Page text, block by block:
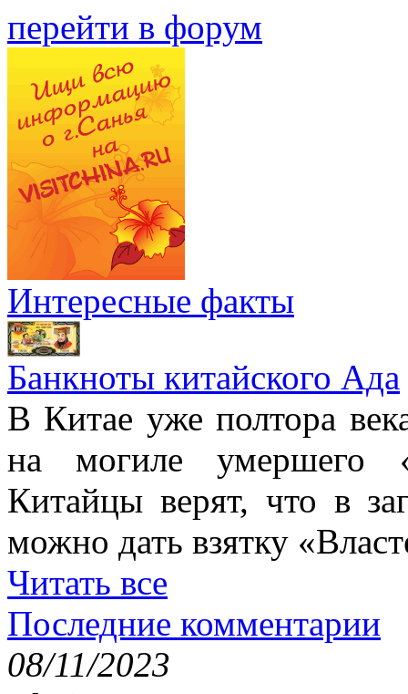
перейти в форум
Интересные факты
Банкноты китайского Ада
В Китае уже полтора
на могиле умершего
Китайцы верят, что в
можно дать взятку
Читать все
Последние комментарии
08/11/2023